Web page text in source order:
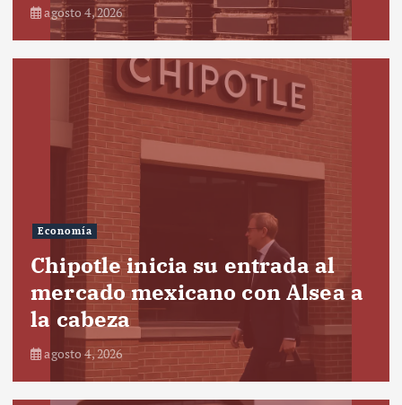
agosto 4, 2026
Economía
Chipotle inicia su entrada al
mercado mexicano con Alsea a
la cabeza
agosto 4, 2026